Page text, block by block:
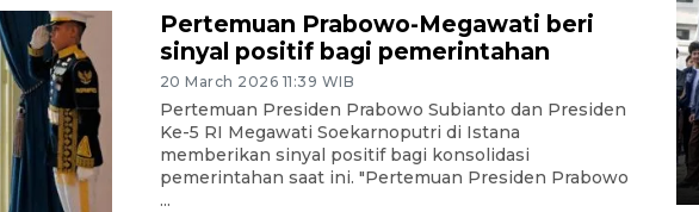
Pertemuan Prabowo-Megawati beri
sinyal positif bagi pemerintahan
20 March 2026 11:39 WIB
Pertemuan Presiden Prabowo Subianto dan Presiden
Ke-5 RI Megawati Soekarnoputri di Istana
memberikan sinyal positif bagi konsolidasi
pemerintahan saat ini. "Pertemuan Presiden Prabowo
...
BPJS Kesehatan Yogyakarta
perkuat sinergi dengan
ANTARA Biro DIY
03 August 2026 17:24 WIB